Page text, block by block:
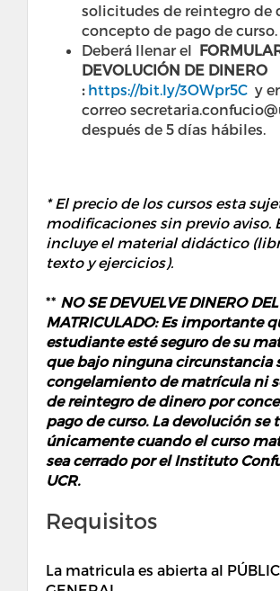
solicitudes de reintegro de
concepto de pago de curso.
Deberá llenar el
DEVOLUCIÓN DE DINERO
: https://bit.ly/3OWpr5C y
correo
después de 5 días hábiles.
* El precio de los cursos esta
modificaciones sin previo aviso.
incluye el material didáctico
texto y ejercicios).
** NO SE DEVUELVE DINERO
MATRICULADO: Es importante
estudiante esté seguro de su
que bajo ninguna circunstancia
congelamiento de matrícula ni
de reintegro de dinero por
pago de curso. La devolución se
únicamente cuando el curso
sea cerrado por el Instituto
UCR.
Requisitos
La matricula es abierta al